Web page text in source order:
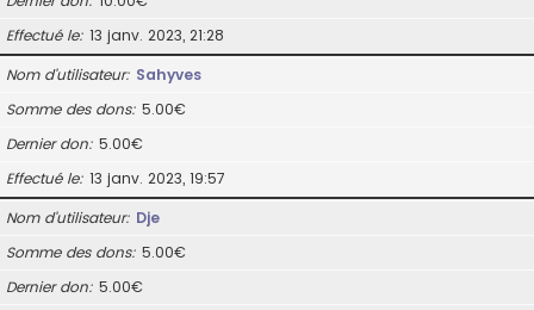
Effectué le 13 janv. 2023, 21:28
Nom d’utilisateur Sahyves
Somme des dons 5.00€
Dernier don 5.00€
Effectué le 13 janv. 2023, 19:57
Nom d’utilisateur Dje
Somme des dons 5.00€
Dernier don 5.00€